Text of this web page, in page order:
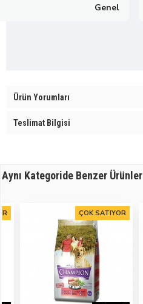
Genel
Ürün Yorumları
Teslimat Bilgisi
Aynı Kategoride Benzer Ürünler
ÇOK SATIYOR